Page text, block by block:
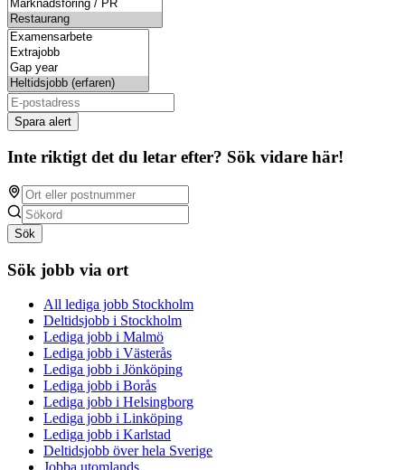
Spara alert
Inte riktigt det du letar efter? Sök vidare här!
Sök
Sök jobb via ort
All lediga jobb Stockholm
Deltidsjobb i Stockholm
Lediga jobb i Malmö
Lediga jobb i Västerås
Lediga jobb i Jönköping
Lediga jobb i Borås
Lediga jobb i Helsingborg
Lediga jobb i Linköping
Lediga jobb i Karlstad
Deltidsjobb över hela Sverige